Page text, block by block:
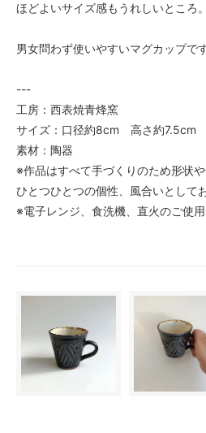
ほどよいサイズ感もうれしいところ。
男女問わず使いやすいマグカップです
---
工房：西表焼青烽窯
サイズ：口径約8cm 高さ約7.5cm
素材：陶器
※作品はすべて手づくりのため形状や
ひとつひとつの個性、風合いとして
※電子レンジ、食洗機、直火のご使用